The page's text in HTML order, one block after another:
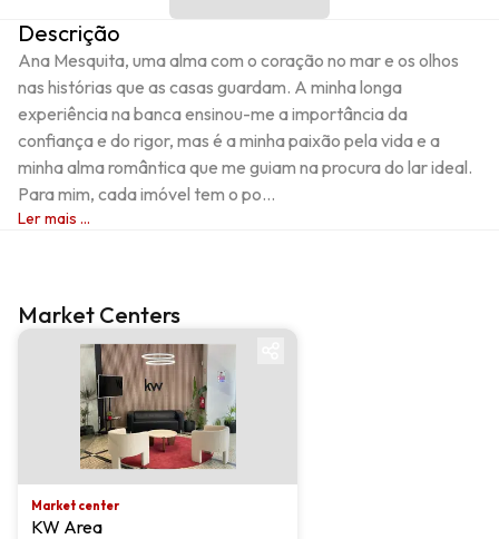
Descrição
Ana Mesquita, uma alma com o coração no mar e os olhos
nas histórias que as casas guardam. A minha longa
experiência na banca ensinou-me a importância da
confiança e do rigor, mas é a minha paixão pela vida e a
minha alma romântica que me guiam na procura do lar ideal.
Para mim, cada imóvel tem o po...
Ler mais ...
Market Centers
Market center
Market center
KW Area